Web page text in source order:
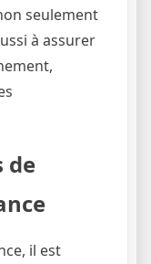
seulement
à assurer
de
il est